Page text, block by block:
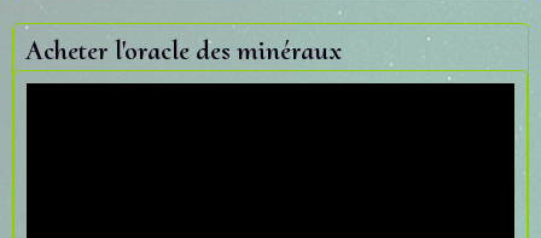
Acheter l'oracle des minéraux